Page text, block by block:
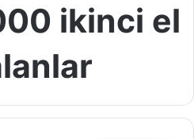
ikinci el